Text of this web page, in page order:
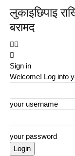
लुकाइछिपाइ
बरामद
Sign in
Welcome! Log into
your username
your password